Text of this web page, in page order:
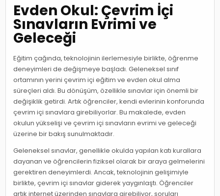
Evden Okul: Çevrim İçi
Sınavların Evrimi ve
Geleceği
Eğitim çağında, teknolojinin ilerlemesiyle birlikte, öğrenme
deneyimleri de değişmeye başladı. Geleneksel sınıf
ortamının yerini çevrim içi eğitim ve evden okul alma
süreçleri aldı. Bu dönüşüm, özellikle sınavlar için önemli bir
değişiklik getirdi. Artık öğrenciler, kendi evlerinin konforunda
çevrim içi sınavlara girebiliyorlar. Bu makalede, evden
okulun yükselişi ve çevrim içi sınavların evrimi ve geleceği
üzerine bir bakış sunulmaktadır.
Geleneksel sınavlar, genellikle okulda yapılan katı kurallara
dayanan ve öğrencilerin fiziksel olarak bir araya gelmelerini
gerektiren deneyimlerdi. Ancak, teknolojinin gelişimiyle
birlikte, çevrim içi sınavlar giderek yaygınlaştı. Öğrenciler
artık internet üzerinden sınavlara girebiliyor, soruları